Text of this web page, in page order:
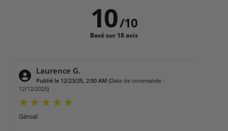
10/10
Basé sur 18 avis
(Date de commande : Publié le 7/8/26, 11:23 AM